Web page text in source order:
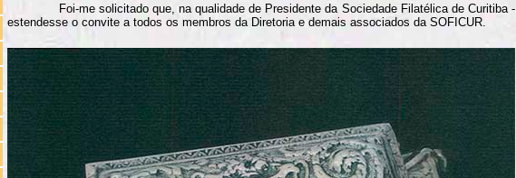
Foi-me solicitado que, na qualidade de Presidente da Sociedade Filatélica de Curitiba -
estendesse o convite a todos os membros da Diretoria e demais associados da SOFICUR.